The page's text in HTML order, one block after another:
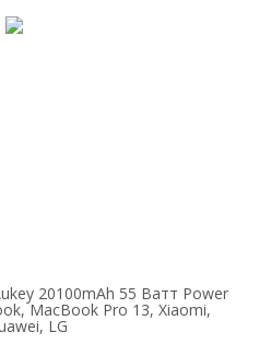
20100mAh 55 Ватт Power
MacBook Pro 13, Xiaomi,
LG